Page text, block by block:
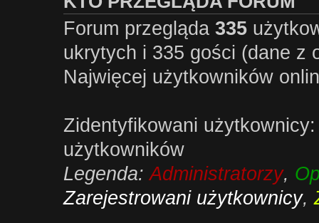
Forum przegląda 335
ukrytych i 335 gości (dane z
Najwięcej użytkowników
Zidentyfikowani
użytkowników
Legenda:Administratorzy,
Zarejestrowani użytkownicy,